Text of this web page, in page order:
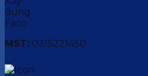
MST: 0315221450